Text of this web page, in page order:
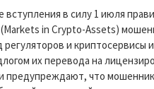
вступления в силу 1 июля
in Crypto-Assets)
регуляторов и криптосервисы
их перевода на
предупреждают, что